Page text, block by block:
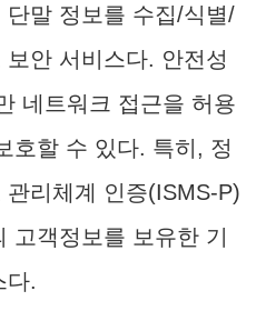
말 정보를 수집/식별/
안 서비스다. 안전성
네트워크 접근을 허용
호할 수 있다. 특히, 정
리체계 인증(ISMS-P)
고객정보를 보유한 기
다.